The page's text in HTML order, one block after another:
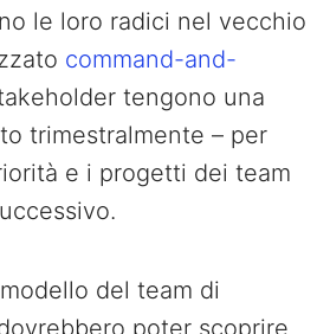
le loro radici nel vecchio
command-and-
tengono una
trimestralmente – per
e i progetti dei team
del team di
poter scoprire